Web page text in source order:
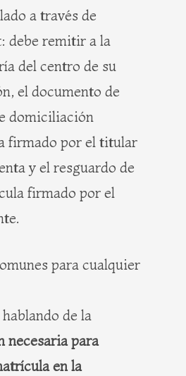
a través de
debe remitir a la
del centro de su
el documento de
domiciliación
firmado por el titular
y el resguardo de
firmado por el
para cualquier
de la
necesaria para
en la